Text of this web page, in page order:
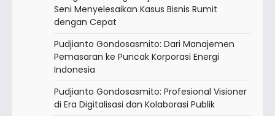
Seni Menyelesaikan Kasus Bisnis Rumit
dengan Cepat
Pudjianto Gondosasmito: Dari Manajemen
Pemasaran ke Puncak Korporasi Energi
Indonesia
Pudjianto Gondosasmito: Profesional Visioner
di Era Digitalisasi dan Kolaborasi Publik